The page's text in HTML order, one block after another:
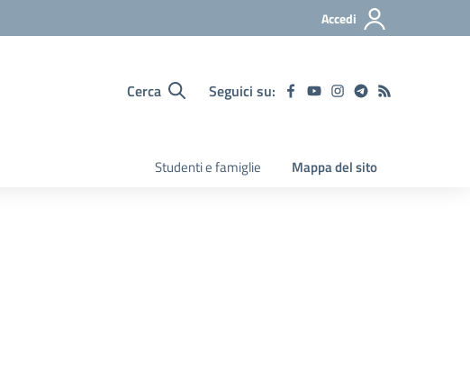
Accedi
Cerca Seguici su:
Studenti e famiglie Mappa del sito